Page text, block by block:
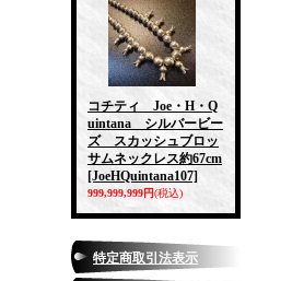
コチティ Joe・H・Q
uintana シルバービー
ズ スカッシュブロッ
サムネックレス約67cm
[JoeHQuintana107]
999,999,999円(税込)
特定商取引法表示